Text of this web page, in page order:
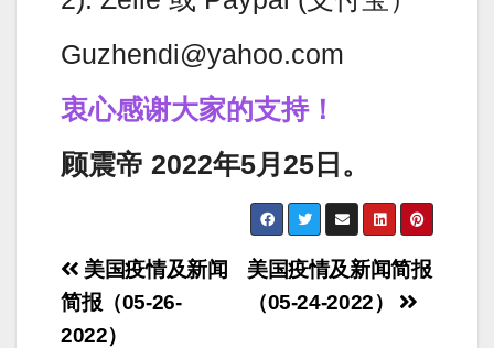
Guzhendi@yahoo.com
衷心感谢大家的支持！
顾震帝 2022年5月25日。
Post
navigation
美国疫情及新闻简报
（05-24-2022）
美国疫情及新闻
简报（05-26-
2022）